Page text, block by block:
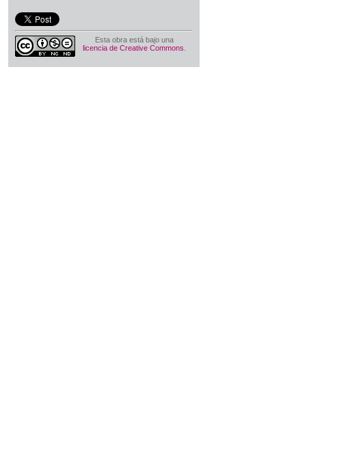
Esta obra está bajo una
licencia de Creative Commons